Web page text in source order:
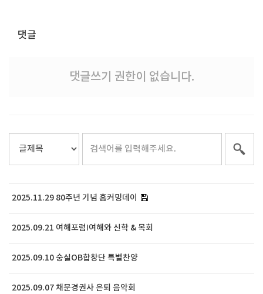
댓글
댓글쓰기 권한이 없습니다.
2025.11.29 80주년 기념 홈커밍데이
2025.09.21 여해포럼Ⅰ여해와 신학 & 목회
2025.09.10 숭실OB합창단 특별찬양
2025.09.07 채문경권사 은퇴 음악회